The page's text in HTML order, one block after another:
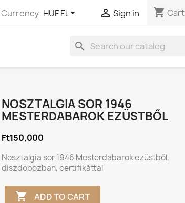
Currency: HUF Ft  Sign in shopping_cart Cart
search
NOSZTALGIA SOR 1946
MESTERDABAROK EZÜSTBŐL
Ft150,000
Nosztalgia sor 1946 Mesterdabarok ezüstből,
díszdobozban, certifikáttal
 ADD TO CART